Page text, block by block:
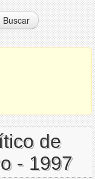
Buscar
de
- 1997